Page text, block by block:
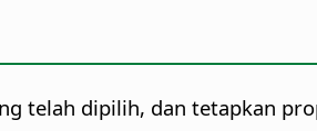
telah dipilih, dan tetapkan